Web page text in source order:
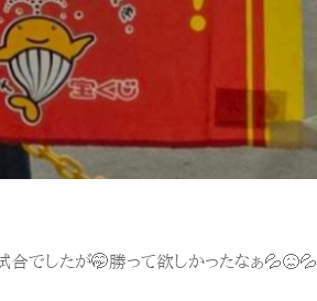
でしたが🤭勝って欲しかったなぁ💦😖💦